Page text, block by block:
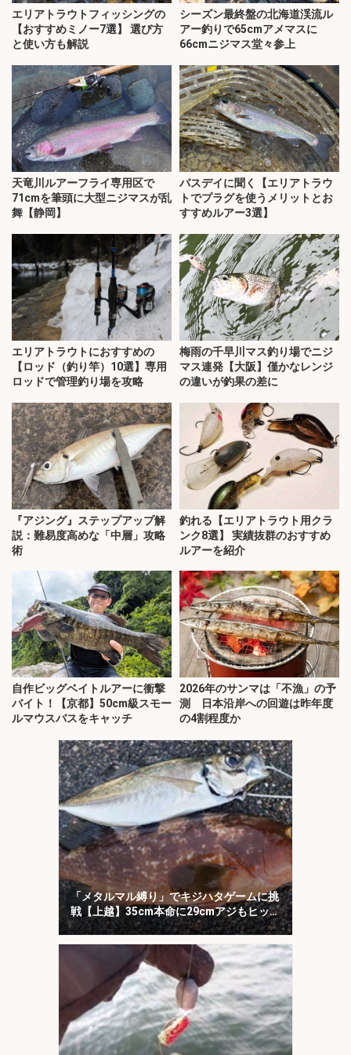
エリアトラウトフィッシングの
【おすすめミノー7選】 選び方
と使い方も解説
シーズン最終盤の北海道渓流ル
アー釣りで65cmアメマスに
66cmニジマス堂々参上
天竜川ルアーフライ専用区で
71cmを筆頭に大型ニジマスが乱
舞【静岡】
バスデイに聞く【エリアトラウ
トでプラグを使うメリットとお
すすめルアー3選】
エリアトラウトにおすすめの
【ロッド（釣り竿）10選】専用
ロッドで管理釣り場を攻略
梅雨の千早川マス釣り場でニジ
マス連発【大阪】僅かなレンジ
の違いが釣果の差に
『アジング』ステップアップ解
説：難易度高めな「中層」攻略
術
釣れる【エリアトラウト用クラ
ンク8選】 実績抜群のおすすめ
ルアーを紹介
自作ビッグベイトルアーに衝撃
バイト！【京都】50cm級スモー
ルマウスバスをキャッチ
2026年のサンマは「不漁」の予
測 日本沿岸への回遊は昨年度
の4割程度か
「メタルマル縛り」でキジハタゲームに挑
戦【上越】35cm本命に29cmアジもヒッ
ト！